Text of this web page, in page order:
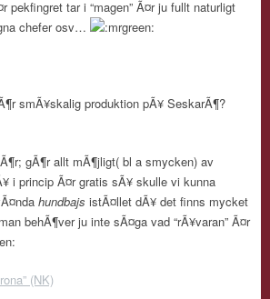
pekfingret tar i “magen” Ã¤r ju fullt naturligt
chefer osv…
smÃ¥skalig produktion pÃ¥ SeskarÃ¶?
gÃ¶r allt mÃ¶jligt( bl a smycken) av
i princip Ã¤r gratis sÃ¥ skulle vi kunna
hundbajs istÃ¤llet dÃ¥ det finns mycket
behÃ¶ver ju inte sÃ¤ga vad “rÃ¥varan” Ã¤r
(NK)